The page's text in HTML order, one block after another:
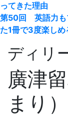
ってきた理由
第50回 英語力も
た1冊で3度楽し
ディリ
廣津
まり）